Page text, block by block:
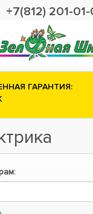
+7(812) 201-01-
ГАРАНТИЯ: